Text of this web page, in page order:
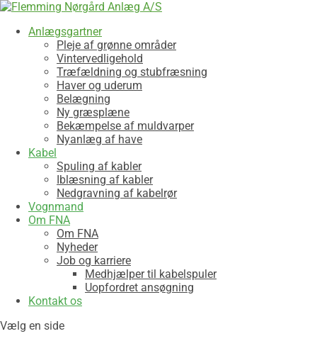
Anlægsgartner
Pleje af grønne områder
Vintervedligehold
Træfældning og stubfræsning
Haver og uderum
Belægning
Ny græsplæne
Bekæmpelse af muldvarper
Nyanlæg af have
Kabel
Spuling af kabler
Iblæsning af kabler
Nedgravning af kabelrør
Vognmand
Om FNA
Om FNA
Nyheder
Job og karriere
Medhjælper til kabelspuler
Uopfordret ansøgning
Kontakt os
Vælg en side